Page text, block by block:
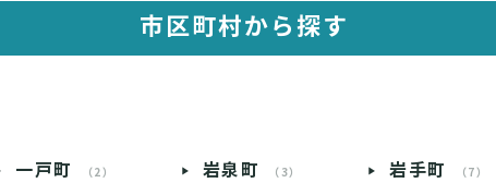
市区町村から探す
一戸町 （2） 岩泉町 （3） 岩手町 （7）